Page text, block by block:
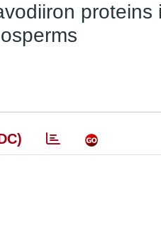
proteins